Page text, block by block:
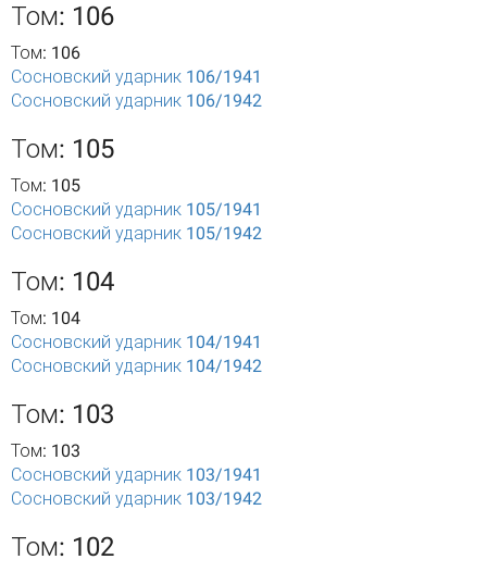
Том: 106
Том: 106
Сосновский ударник 106/1941
Сосновский ударник 106/1942
Том: 105
Том: 105
Сосновский ударник 105/1941
Сосновский ударник 105/1942
Том: 104
Том: 104
Сосновский ударник 104/1941
Сосновский ударник 104/1942
Том: 103
Том: 103
Сосновский ударник 103/1941
Сосновский ударник 103/1942
Том: 102